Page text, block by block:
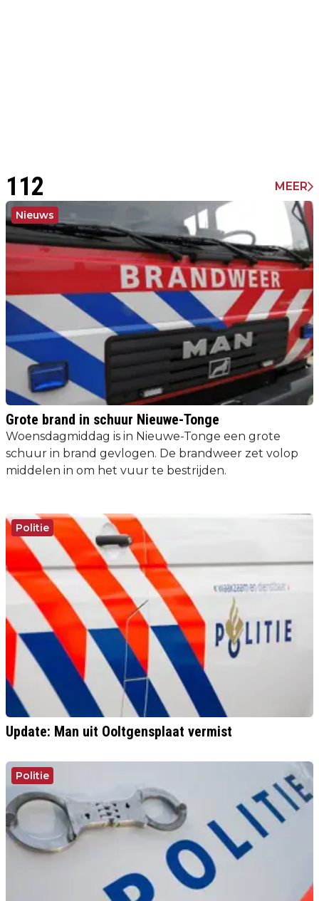
112 MEER
Nieuws
Grote brand in schuur Nieuwe-Tonge
Woensdagmiddag is in Nieuwe-Tonge een grote
schuur in brand gevlogen. De brandweer zet volop
middelen in om het vuur te bestrijden.
Politie
Update: Man uit Ooltgensplaat vermist
Politie